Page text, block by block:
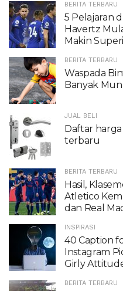
BERITA TERBARU
5 Pelajaran
Havertz
Makin
BERITA TERBARU
Waspada
Banyak
JUAL BELI
Daftar
terbaru
BERITA TERBARU
Hasil,
Atletico
dan Real
INSPIRASI
40 Caption
Instagram
Girly
BERITA TERBARU